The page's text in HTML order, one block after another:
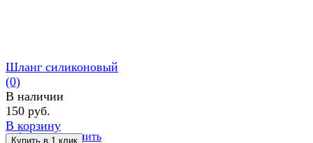
избранное сравнить
Шланг силиконовый
(0)
В наличии
150 руб.
В корзину